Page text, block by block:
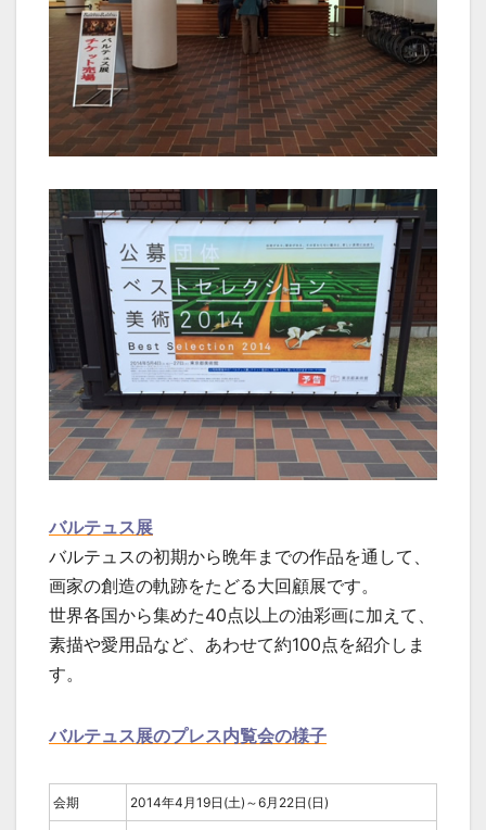
バルテュス展
バルテュスの初期から晩年までの作品を通して、
画家の創造の軌跡をたどる大回顧展です。
世界各国から集めた40点以上の油彩画に加えて、
素描や愛用品など、あわせて約100点を紹介しま
す。
バルテュス展のプレス内覧会の様子
会期 2014年4月19日(土)～6月22日(日)